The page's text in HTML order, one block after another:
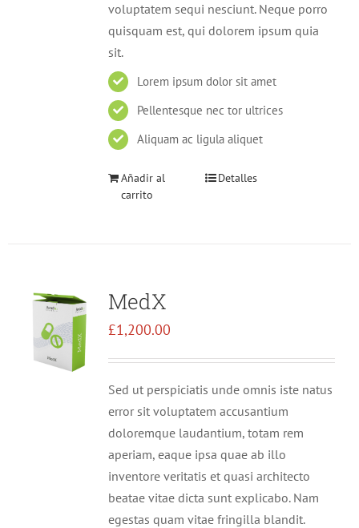
voluptatem sequi nesciunt. Neque porro
quisquam est, qui dolorem ipsum quia
sit.
Lorem ipsum dolor sit amet
Pellentesque nec tor ultrices
Aliquam ac ligula aliquet
Añadir al
carrito
Detalles
MedX
£1,200.00
Sed ut perspiciatis unde omnis iste natus
error sit voluptatem accusantium
doloremque laudantium, totam rem
aperiam, eaque ipsa quae ab illo
inventore veritatis et quasi architecto
beatae vitae dicta sunt explicabo. Nam
egestas quam vitae fringilla blandit.